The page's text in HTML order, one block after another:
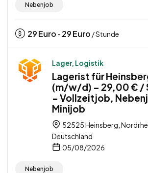
Nebenjob
29Euro - 29Euro / Stunde
Lager, Logistik
Lagerist für
(m/w/d) – 29,00 € /
– Vollzeitjob,
Minijob
52525 Heinsberg,
Deutschland
05/08/2026
Nebenjob